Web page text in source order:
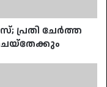
പ്രതി ചേർത്ത